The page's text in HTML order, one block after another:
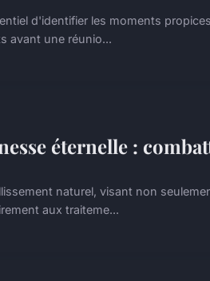
d'identifier les moments
avant une réunio...
éternelle :
naturel, visant non
aux traiteme...